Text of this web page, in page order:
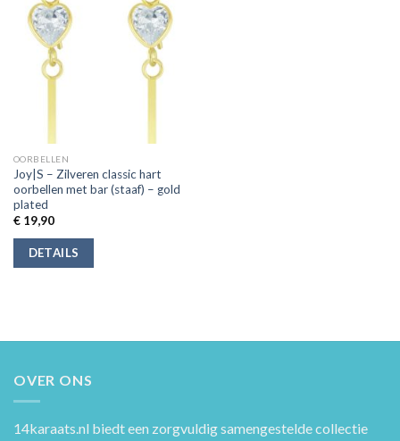
OORBELLEN
Joy|S – Zilveren classic hart
oorbellen met bar (staaf) – gold
plated
€19,90
DETAILS
OVER ONS
14karaats.nl biedt een zorgvuldig samengestelde collectie